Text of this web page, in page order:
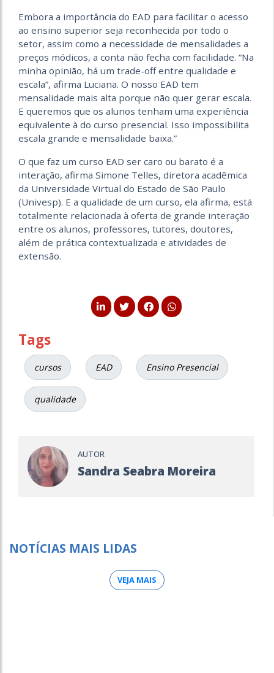
Embora a importância do EAD para facilitar o acesso
ao ensino superior seja reconhecida por todo o
setor, assim como a necessidade de mensalidades a
preços módicos, a conta não fecha com facilidade. “Na
minha opinião, há um trade-off entre qualidade e
escala”, afirma Luciana. O nosso EAD tem
mensalidade mais alta porque não quer gerar escala.
E queremos que os alunos tenham uma experiência
equivalente à do curso presencial. Isso impossibilita
escala grande e mensalidade baixa.”
O que faz um curso EAD ser caro ou barato é a
interação, afirma Simone Telles, diretora acadêmica
da Universidade Virtual do Estado de São Paulo
(Univesp). E a qualidade de um curso, ela afirma, está
totalmente relacionada à oferta de grande interação
entre os alunos, professores, tutores, doutores,
além de prática contextualizada e atividades de
extensão.
Tags
cursos EAD Ensino Presencial
qualidade
AUTOR
Sandra Seabra Moreira
NOTÍCIAS MAIS LIDAS
VEJA MAIS